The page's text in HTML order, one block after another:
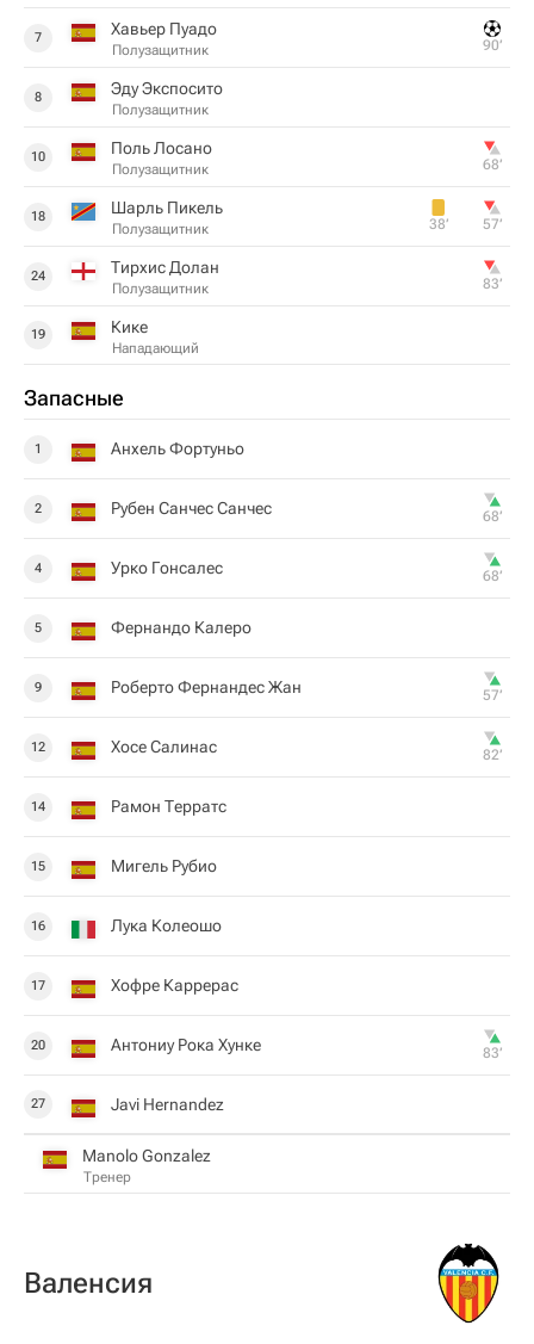
7 Хавьер Пуадо
Полузащитник 90‎’‎
8 Эду Экспосито
Полузащитник
10 Поль Лосано
Полузащитник 68‎’‎
18 Шарль Пикель
Полузащитник 38‎’‎ 57‎’‎
24 Тирхис Долан
Полузащитник 83‎’‎
19 Кике
Нападающий
Запасные
1 Анхель Фортуньо
2 Рубен Санчес Санчес 68‎’‎
4 Урко Гонсалес 68‎’‎
5 Фернандо Калеро
9 Роберто Фернандес Жан 57‎’‎
12 Хосе Салинас 82‎’‎
14 Рамон Терратс
15 Мигель Рубио
16 Лука Колеошо
17 Хофре Каррерас
20 Антониу Рока Хунке 83‎’‎
27 Javi Hernandez
Manolo Gonzalez
Тренер
Валенсия